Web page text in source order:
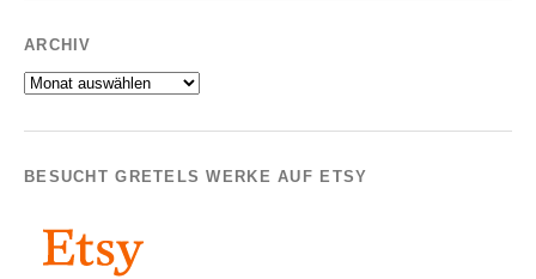
ARCHIV
Archiv
BESUCHT GRETELS WERKE AUF ETSY